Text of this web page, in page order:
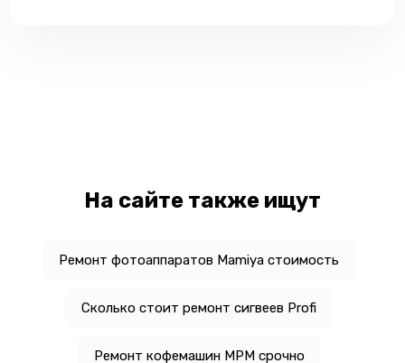
На сайте также ищут
Ремонт фотоаппаратов Mamiya стоимость
Сколько стоит ремонт сигвеев Profi
Ремонт кофемашин MPM срочно